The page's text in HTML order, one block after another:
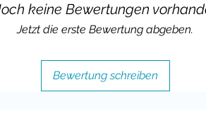
keine Bewertungen
Jetzt die erste Bewertung abgeben.
Bewertung schreiben